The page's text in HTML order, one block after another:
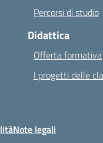
Percorsi di studio
Didattica
Offerta formativa
I progetti delle
Note legali